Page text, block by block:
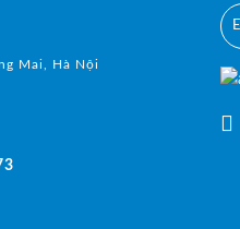
Mai, Hà Nội